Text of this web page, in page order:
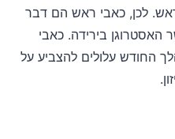
לכן, כאבי ראש הם דבר
האסטרוגן בירידה. כאבי
החודש עלולים להצביע על